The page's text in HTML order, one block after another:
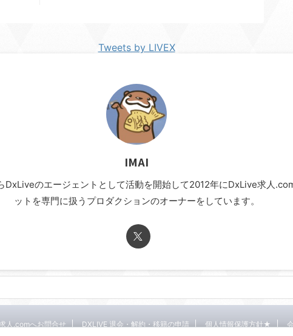
Tweets by LIVEX
IMAI
のエージェントとして活動を開始して2012年にDxLive求人
ットを専門に扱うプロダクションのオーナーをしています。
人.comへお問合せ DXLIVE 退会・解約・移籍の申請 個人情報保護方針★